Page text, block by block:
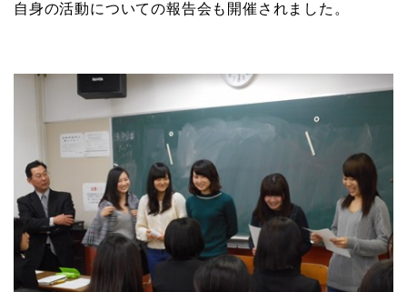
自身の活動についての報告会も開催されました。